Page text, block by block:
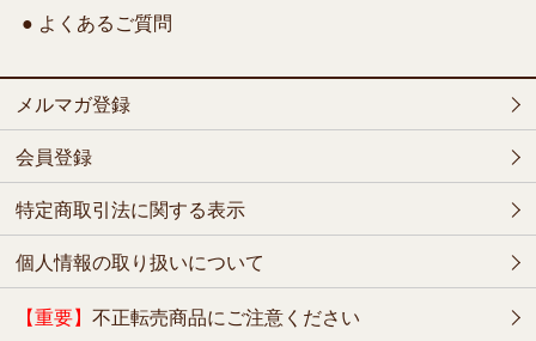
● よくあるご質問
メルマガ登録
会員登録
特定商取引法に関する表示
個人情報の取り扱いについて
【重要】不正転売商品にご注意ください